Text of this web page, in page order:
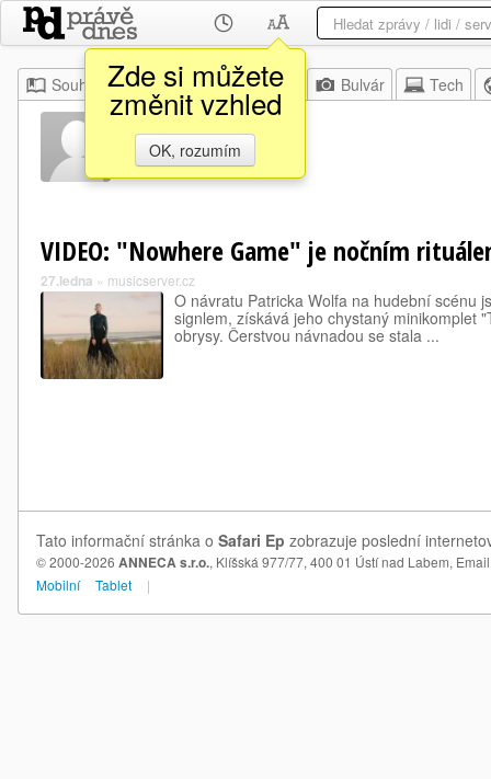
Zde si můžete
změnit vzhled
OK, rozumím
Souhrn Moje Z domova Bulvár Tech
Safari Ep
VIDEO: "Nowhere Game" je nočním
27.ledna » musicserver.cz
O návratu Patricka Wolfa na hudební scénu
signlem, získává jeho chystaný minikomplet
obrysy. Čerstvou návnadou se stala ...
Tato informační stránka o Safari Ep zobrazuje poslední
© 2000-2026 ANNECA s.r.o., Klíšská 977/77, 400 01 Ústí nad Labem,
Mobilní
Tablet |